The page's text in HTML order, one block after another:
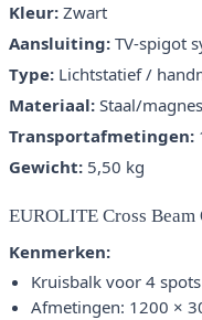
Kleur: Zwart
Aansluiting: TV-spigot
Type: Lichtstatief /
Materiaal: Staal/
Transportafmetingen:
Gewicht: 5,50 kg
EUROLITE Cross
Kenmerken:
Kruisbalk voor 4 spots
Afmetingen: 1200 ×